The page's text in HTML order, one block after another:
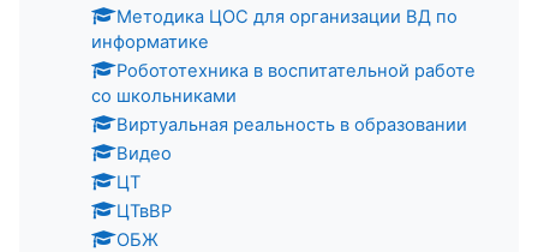
Методика ЦОС для организации ВД по
информатике
Робототехника в воспитательной работе
со школьниками
Виртуальная реальность в образовании
Видео
ЦТ
ЦТвВР
ОБЖ